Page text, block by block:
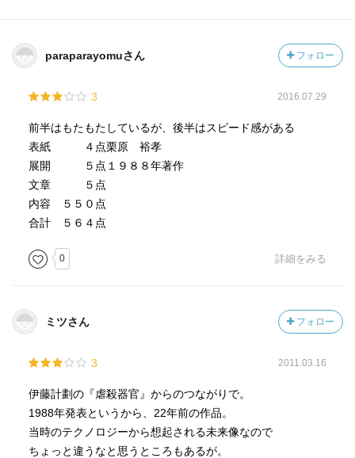
paraparayomuさん フォロー
3 2016.07.29
前半はもたもたしているが、後半はスピード感がある
表紙 ４点栗原 裕孝
展開 ５点１９８８年著作
文章 ５点
内容 ５５０点
合計 ５６４点
0 詳細をみる
ミツさん フォロー
3 2011.03.16
伊藤計劃の『虐殺器官』からのつながりで。
1988年発表というから、22年前の作品。
当時のテクノロジーから想起される未来像なので
ちょっと違うなと思うところもあるが。